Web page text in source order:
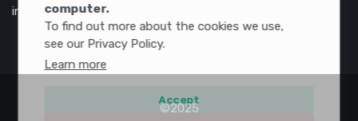
computer.
To find out more about the cookies we use,
see our Privacy Policy.
Learn more
Accept
infrastruktur
©2025